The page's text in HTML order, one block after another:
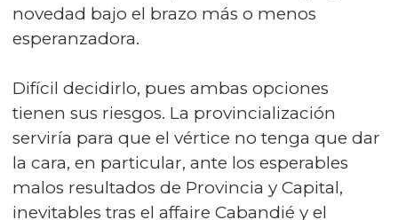
novedad bajo el brazo más o menos
esperanzadora.
Difícil decidirlo, pues ambas opciones
tienen sus riesgos. La provincialización
serviría para que el vértice no tenga que dar
la cara, en particular, ante los esperables
malos resultados de Provincia y Capital,
inevitables tras el affaire Cabandié y el